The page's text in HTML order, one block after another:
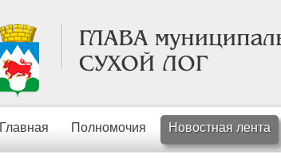
Главная Полномочия Новостная лента